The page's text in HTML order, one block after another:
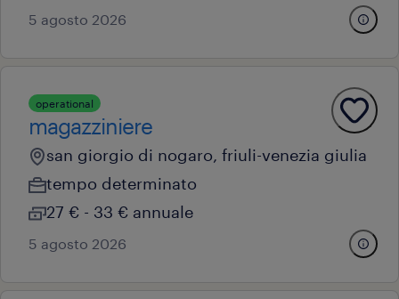
5 agosto 2026
operational
magazziniere
san giorgio di nogaro, friuli-venezia giulia
tempo determinato
27 € - 33 € annuale
5 agosto 2026